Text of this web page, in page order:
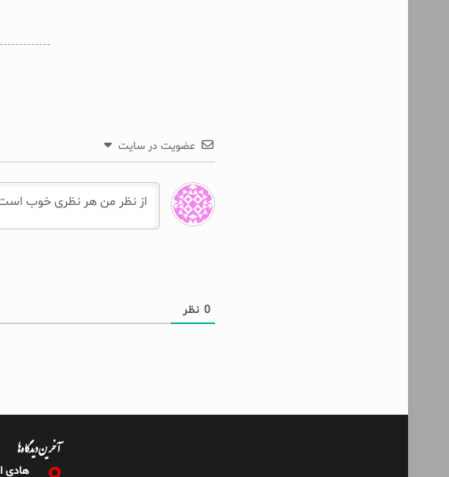
عضویت در سایت
0نظر
آخرین دیدگاه‌ها
هادی